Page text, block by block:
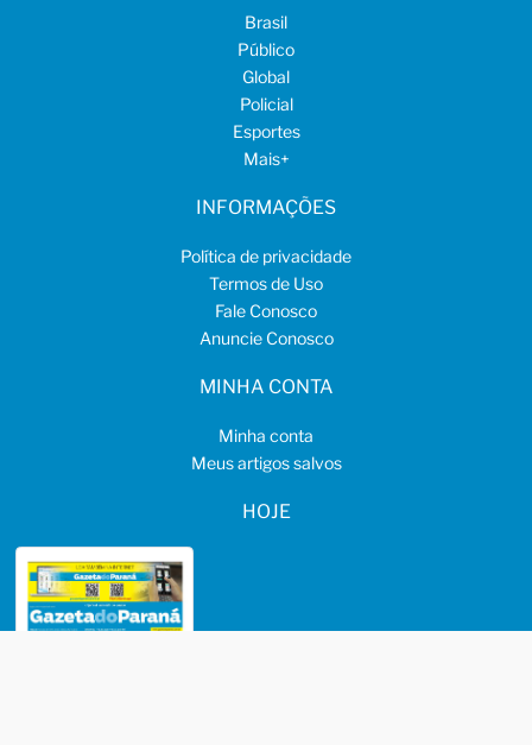
Brasil
Público
Global
Policial
Esportes
Mais+
INFORMAÇÕES
Política de privacidade
Termos de Uso
Fale Conosco
Anuncie Conosco
MINHA CONTA
Minha conta
Meus artigos salvos
HOJE